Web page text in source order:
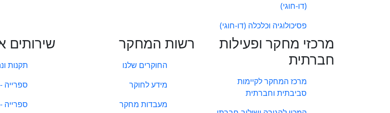
(דו-חוגי)
פסיכולוגיה וכלכלה (דו-חוגי)
מרכזי מחקר ופעילות
חברתית
מרכז המחקר לקיימות
סביבתית וחברתית
רשות המחקר
החוקרים שלנו
מידע לחוקר
מעבדות מחקר
שירותים
תקנות
ספרייה
ספרייה